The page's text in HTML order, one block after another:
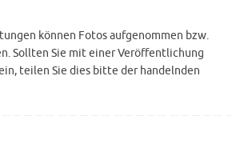
können Fotos aufgenommen bzw.
Sollten Sie mit einer Veröffentlichung
teilen Sie dies bitte der handelnden